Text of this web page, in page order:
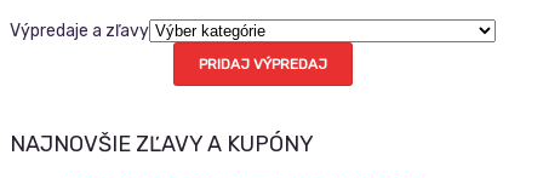
Výpredaje a zľavy
PRIDAJ VÝPREDAJ
NAJNOVŠIE ZĽAVY A KUPÓNY